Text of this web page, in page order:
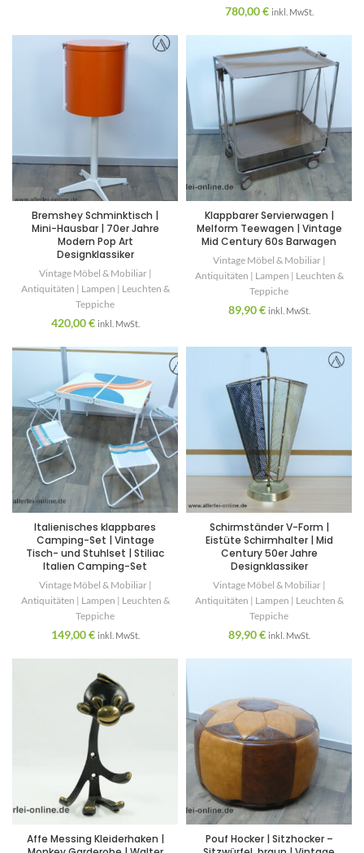
780,00€ inkl. MwSt.
Bremshey Schminktisch |
Mini-Hausbar | 70er Jahre
Modern Pop Art
Designklassiker
Vintage Möbel & Mobiliar |
Antiquitäten | Lampen | Leuchten &
Teppiche
420,00€ inkl. MwSt.
Klappbarer Servierwagen |
Melform Teewagen | Vintage
Mid Century 60s Barwagen
Vintage Möbel & Mobiliar |
Antiquitäten | Lampen | Leuchten &
Teppiche
89,90€ inkl. MwSt.
Italienisches klappbares
Camping-Set | Vintage
Tisch- und Stuhlset | Stiliac
Italien Camping-Set
Vintage Möbel & Mobiliar |
Antiquitäten | Lampen | Leuchten &
Teppiche
149,00€ inkl. MwSt.
Schirmständer V-Form |
Eistüte Schirmhalter | Mid
Century 50er Jahre
Designklassiker
Vintage Möbel & Mobiliar |
Antiquitäten | Lampen | Leuchten &
Teppiche
89,90€ inkl. MwSt.
Affe Messing Kleiderhaken |
Pouf Hocker | Sitzhocker –